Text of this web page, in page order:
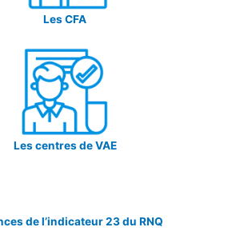
Les CFA
Les centres de VAE
de l’indicateur 23 du RNQ